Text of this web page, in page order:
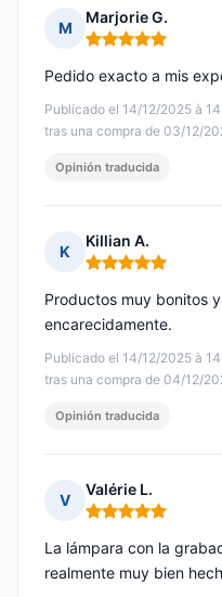
M
Marjorie G.
Nota: 5 de 5
Publicado el 14/12/2025 à
tras una compra de 03/12/
Pedido exacto a mis
Opinión traducida
K
Killian A.
Nota: 5 de 5
Publicado el 14/12/2025 à
tras una compra de 04/12/
Productos muy bonitos
encarecidamente.
Opinión traducida
V
Valérie L.
Nota: 5 de 5
La lámpara con la
realmente muy bien